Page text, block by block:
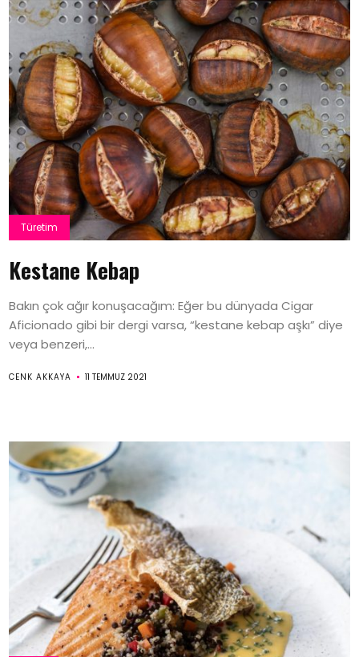
Türetim
Kestane Kebap
Bakın çok ağır konuşacağım: Eğer bu dünyada Cigar
Aficionado gibi bir dergi varsa, “kestane kebap aşkı” diye
veya benzeri,...
CENK AKKAYA 11 TEMMUZ 2021